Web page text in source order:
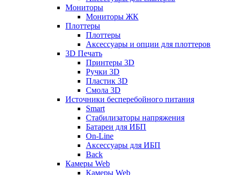
Мониторы
Мониторы ЖК
Плоттеры
Плоттеры
Аксессуары и опции для плоттеров
3D Печать
Принтеры 3D
Ручки 3D
Пластик 3D
Смола 3D
Источники бесперебойного питания
Smart
Стабилизаторы напряжения
Батареи для ИБП
On-Line
Аксессуары для ИБП
Back
Камеры Web
Камеры Web